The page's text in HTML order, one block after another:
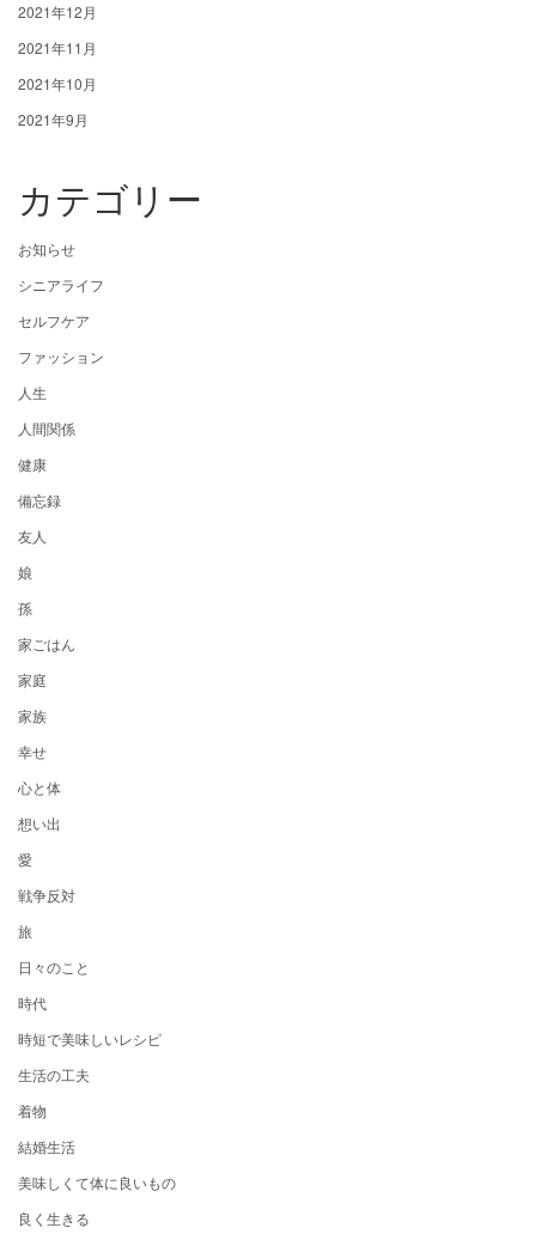
2021年12月
2021年11月
2021年10月
2021年9月
カテゴリー
お知らせ
シニアライフ
セルフケア
ファッション
人生
人間関係
健康
備忘録
友人
娘
孫
家ごはん
家庭
家族
幸せ
心と体
想い出
愛
戦争反対
旅
日々のこと
時代
時短で美味しいレシピ
生活の工夫
着物
結婚生活
美味しくて体に良いもの
良く生きる